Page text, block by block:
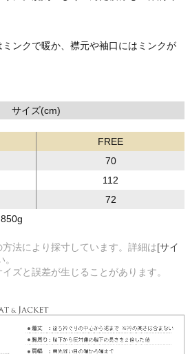
ンクで暖か、襟元や袖口にはミンクが
サイズ(cm)
FREE
70
112
72
法により採寸しています。詳細は[サイ
ズと誤差が生じることがあります。